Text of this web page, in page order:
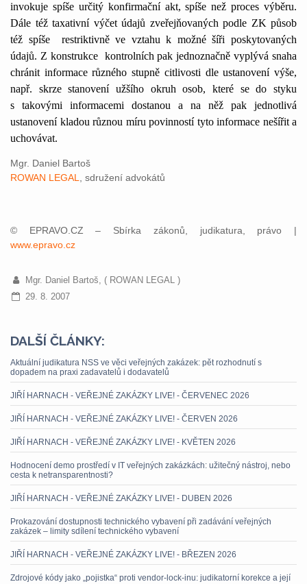
invokuje spíše určitý konfirmační akt, spíše než proces výběru.
Dále též taxativní výčet údajů zveřejňovaných podle ZK působ
též spíše
restriktivně ve vztahu k možné šíři poskytovaných
údajů. Z konstrukce
kontrolních pak jednoznačně vyplývá snaha
chránit informace různého stupně citlivosti dle ustanovení výše,
např. skrze stanovení užšího okruh osob, které se do styku
s takovými informacemi dostanou a na něž pak jednotlivá
ustanovení kladou různou míru povinností tyto informace nešířit a
uchovávat.
Mgr. Daniel Bartoš
ROWAN LEGAL
, sdružení advokátů
© EPRAVO.CZ – Sbírka zákonů, judikatura, právo |
www.epravo.cz
Mgr. Daniel Bartoš, ( ROWAN LEGAL )
29. 8. 2007
DALŠÍ ČLÁNKY:
Aktuální judikatura NSS ve věci veřejných zakázek: pět rozhodnutí s
dopadem na praxi zadavatelů i dodavatelů
JIŘÍ HARNACH - VEŘEJNÉ ZAKÁZKY LIVE! - ČERVENEC 2026
JIŘÍ HARNACH - VEŘEJNÉ ZAKÁZKY LIVE! - ČERVEN 2026
JIŘÍ HARNACH - VEŘEJNÉ ZAKÁZKY LIVE! - KVĚTEN 2026
Hodnocení demo prostředí v IT veřejných zakázkách: užitečný nástroj, nebo
cesta k netransparentnosti?
JIŘÍ HARNACH - VEŘEJNÉ ZAKÁZKY LIVE! - DUBEN 2026
Prokazování dostupnosti technického vybavení při zadávání veřejných
zakázek – limity sdílení technického vybavení
JIŘÍ HARNACH - VEŘEJNÉ ZAKÁZKY LIVE! - BŘEZEN 2026
Zdrojové kódy jako „pojistka“ proti vendor-lock-inu: judikatorní korekce a její